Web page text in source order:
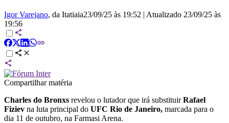
Igor Varejano, da Itatiaia23/09/25 às 19:52 | Atualizado 23/09/25 às
19:56
Compartilhar matéria
Charles do Bronxs revelou o lutador que irá substituirRafael
Fiziev na luta principal do UFC Rio de Janeiro, marcada para o
dia 11 de outubro, na Farmasi Arena.